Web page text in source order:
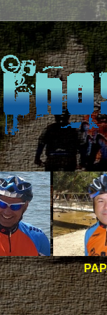
TRILHOS -